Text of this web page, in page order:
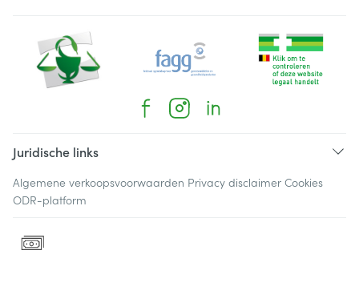
Juridische links
Algemene verkoopsvoorwaarden Privacy disclaimer Cookies
ODR-platform